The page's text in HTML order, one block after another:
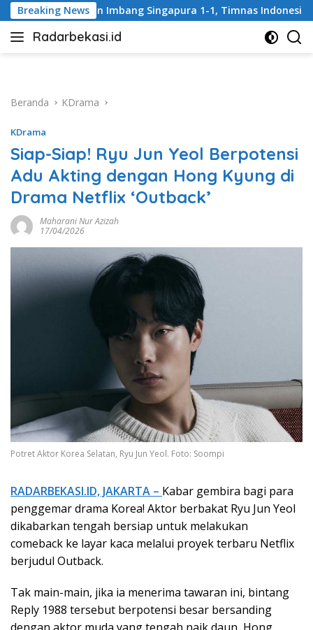
Langsung
ke
konten
Breaking News
1-1, Timnas Indonesia Gagal Lolos ke Semifinal Piala AFF
Radarbekasi.id
Berita
Beranda
KDrama
KDrama
Siap-Siap! Ryu Jun Yeol Berpotensi
Adu Akting dengan Hong Kyung di
Drama Netflix ‘Outback’
Maharani Nur Azizah
17/04/2026
Potret Aktor Korea Selatan, Ryu Jun Yeol. Foto: Soompi
RADARBEKASI.ID, JAKARTA – Kabar gembira bagi para
penggemar drama Korea! Aktor berbakat Ryu Jun Yeol
dikabarkan tengah bersiap untuk melakukan
comeback ke layar kaca melalui proyek terbaru Netflix
berjudul Outback.
Tak main-main, jika ia menerima tawaran ini, bintang
Reply 1988 tersebut berpotensi besar bersanding